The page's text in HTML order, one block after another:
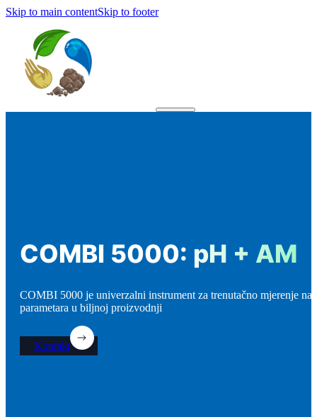
Skip to main contentSkip to footer
COMBI 5000: pH + AM
COMBI 5000 je univerzalni instrument za trenutačno mjerenje
parametara u biljnoj proizvodnji
Kontakt